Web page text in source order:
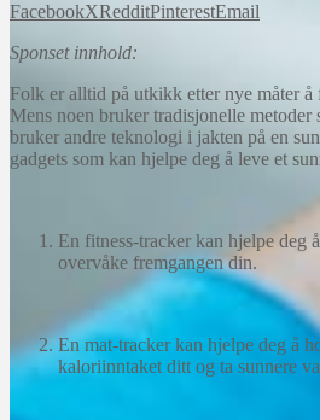
FacebookXRedditPinterestEmail
Sponset innhold:
Folk er alltid på utkikk etter nye måter å
Mens noen bruker tradisjonelle
bruker andre teknologi i jakten på en
gadgets som kan hjelpe deg å leve et
En fitness-tracker kan hjelpe deg
overvåke fremgangen din.
En mat-tracker kan hjelpe deg å
kaloriinntaket ditt og ta sunnere